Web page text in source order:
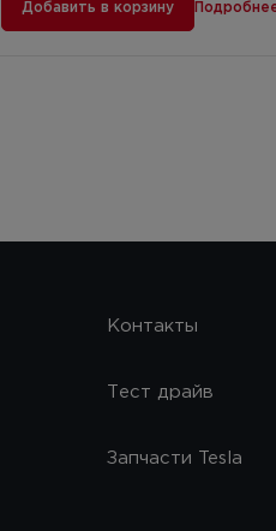
Добавить в корзину
Контакты
Тест драйв
Запчасти Tesla